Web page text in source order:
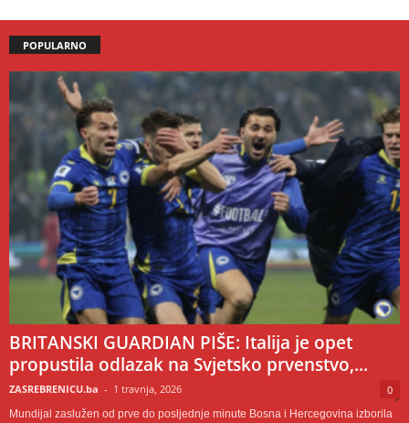
POPULARNO
BRITANSKI GUARDIAN PIŠE: Italija je opet
propustila odlazak na Svjetsko prvenstvo,...
ZASREBRENICU.ba - 1 travnja, 2026 0
Mundijal zaslužen od prve do posljednje minute Bosna i Hercegovina izborila